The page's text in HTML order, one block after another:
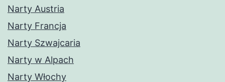
Narty Austria
Narty Francja
Narty Szwajcaria
Narty w Alpach
Narty Włochy